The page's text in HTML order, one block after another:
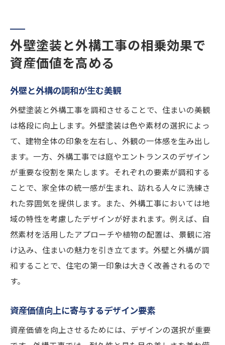
外壁塗装と外構工事の相乗効果で
資産価値を高める
外壁と外構の調和が生む美観
外壁塗装と外構工事を調和させることで、住まいの美観
は格段に向上します。外壁塗装は色や素材の選択によっ
て、建物全体の印象を左右し、外観の一体感を生み出し
ます。一方、外構工事では庭やエントランスのデザイン
が重要な役割を果たします。それぞれの要素が調和する
ことで、家全体の統一感が生まれ、訪れる人々に洗練さ
れた雰囲気を提供します。また、外構工事においては地
域の特性を考慮したデザインが好まれます。例えば、自
然素材を活用したアプローチや植物の配置は、景観に溶
け込み、住まいの魅力を引き立てます。外壁と外構が調
和することで、住宅の第一印象は大きく改善されるので
す。
資産価値向上に寄与するデザイン要素
資産価値を向上させるためには、デザインの選択が重要